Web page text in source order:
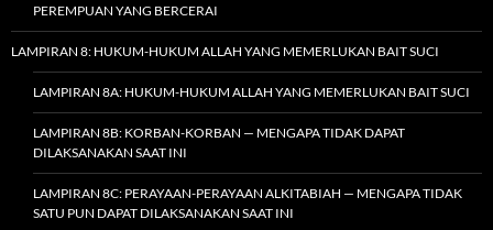
PEREMPUAN YANG BERCERAI
LAMPIRAN 8: HUKUM-HUKUM ALLAH YANG MEMERLUKAN BAIT SUCI
LAMPIRAN 8A: HUKUM-HUKUM ALLAH YANG MEMERLUKAN BAIT SUCI
LAMPIRAN 8B: KORBAN-KORBAN — MENGAPA TIDAK DAPAT
DILAKSANAKAN SAAT INI
LAMPIRAN 8C: PERAYAAN-PERAYAAN ALKITABIAH — MENGAPA TIDAK
SATU PUN DAPAT DILAKSANAKAN SAAT INI